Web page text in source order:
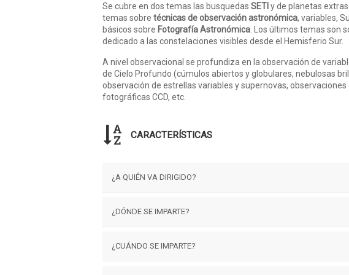
Se cubre en dos temas las busquedas SETI y de planetas
temas sobre técnicas de observación astronómica, variables,
básicos sobre Fotografía Astronómica. Los últimos temas son
dedicado a las constelaciones visibles desde el Hemisferio Sur.
A nivel observacional se profundiza en la observación de
de Cielo Profundo (cúmulos abiertos y globulares, nebulosas
observación de estrellas variables y supernovas,
fotográficas CCD, etc.
CARACTERÍSTICAS
¿A QUIÉN VA DIRIGIDO?
El curso de astronomía va dirigido a todas las personas
¿DÓNDE SE IMPARTE?
Las clases presenciales se impartirán en el aula de
¿CUÁNDO SE IMPARTE?